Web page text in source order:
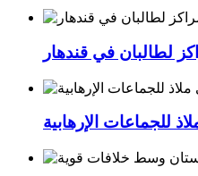
لطالبان في قندهار
للجماعات الإرهابية